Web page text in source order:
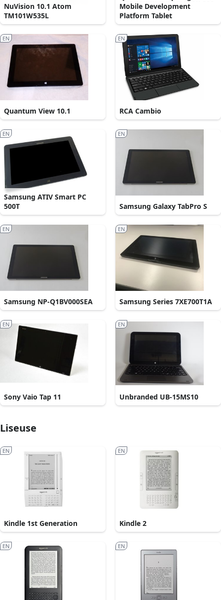
NuVision 10.1 Atom
TM101W535L
Mobile Development
Platform Tablet
Quantum View 10.1
EN
RCA Cambio
EN
Samsung ATIV Smart PC
500T
EN
Samsung Galaxy TabPro S
EN
Samsung NP-Q1BV000SEA
EN
Samsung Series 7XE700T1A
EN
Sony Vaio Tap 11
EN
Unbranded UB-15MS10
EN
Liseuse
Kindle 1st Generation
EN
Kindle 2
EN
EN EN